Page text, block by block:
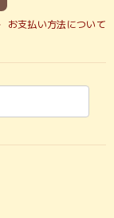
お支払い方法について